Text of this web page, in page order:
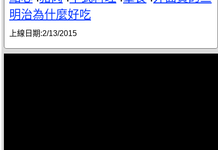
明治為什麼好吃
上線日期:2/13/2015